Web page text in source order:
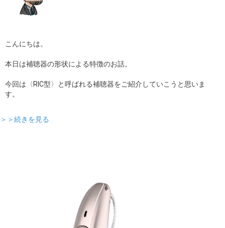
こんにちは。
本日は補聴器の形状による特徴のお話。
今回は〈RIC型〉と呼ばれる補聴器をご紹介していこうと思いま
す。
＞＞続きを見る